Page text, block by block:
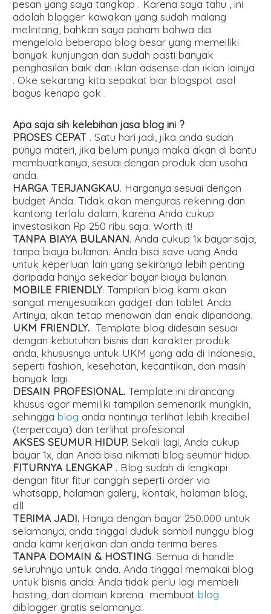
pesan yang saya tangkap . Karena saya tahu , ini
adalah blogger kawakan yang sudah malang
melintang, bahkan saya paham bahwa dia
mengelola beberapa blog besar yang memeiliki
banyak kunjungan dan sudah pasti banyak
penghasilan baik dari iklan adsense dan iklan lainya
. Oke sekarang kita sepakat biar blogspot asal
bagus kenapa gak .
Apa saja sih kelebihan jasa blog ini ?
PROSES CEPAT . Satu hari jadi, jika anda sudah
punya materi, jika belum punya maka akan di bantu
membuatkanya, sesuai dengan produk dan usaha
anda.
HARGA TERJANGKAU. Harganya sesuai dengan
budget Anda. Tidak akan menguras rekening dan
kantong terlalu dalam, karena Anda cukup
investasikan Rp 250 ribu saja. Worth it!
TANPA BIAYA BULANAN. Anda cukup 1x bayar saja,
tanpa biaya bulanan. Anda bisa save uang Anda
untuk keperluan lain yang sekiranya lebih penting
daripada hanya sekedar bayar biaya bulanan.
MOBILE FRIENDLY. Tampilan blog kami akan
sangat menyesuaikan gadget dan tablet Anda.
Artinya, akan tetap menawan dan enak dipandang.
UKM FRIENDLY. Template blog didesain sesuai
dengan kebutuhan bisnis dan karakter produk
anda, khususnya untuk UKM yang ada di Indonesia,
seperti fashion, kesehatan, kecantikan, dan masih
banyak lagi.
DESAIN PROFESIONAL. Template ini dirancang
khusus agar memiliki tampilan semenarik mungkin,
sehinggablog anda nantinya terlihat lebih kredibel
(terpercaya) dan terlihat profesional
AKSES SEUMUR HIDUP. Sekali lagi, Anda cukup
bayar 1x, dan Anda bisa nikmati blog seumur hidup.
FITURNYA LENGKAP . Blog sudah di lengkapi
dengan fitur fitur canggih seperti order via
whatsapp, halaman galery, kontak, halaman blog,
dll
TERIMA JADI. Hanya dengan bayar 250.000 untuk
selamanya, anda tinggal duduk sambil nunggu blog
anda kami kerjakan dan anda terima beres.
TANPA DOMAIN & HOSTING. Semua di handle
seluruhnya untuk anda. Anda tinggal memakai blog
untuk bisnis anda. Anda tidak perlu lagi membeli
hosting, dan domain karena membuatblog
diblogger gratis selamanya.